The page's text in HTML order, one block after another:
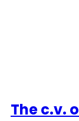
The c.v.